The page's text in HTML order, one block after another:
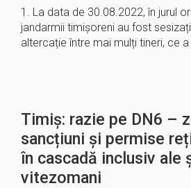
1. La data de 30.08.2022, în jurul
jandarmii timișoreni au fost
altercație între mai mulți tineri, ce
Timiș: razie pe DN6 –
sancțiuni și permise
în cascadă inclusiv ale
vitezomani